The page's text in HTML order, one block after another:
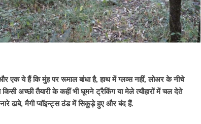
ये हैं कि मुंह पर रूमाल बांधा है, हाथ में ग्लव्स नहीं, लोअर के नीचे
अच्छी तैयारी के कहीं भी घूमने ट्रैकिंग या मेले त्यौहारों में चल देते
ढाबे, मैगी प्वॉइन्ट्स ठंड में सिकुड़े हुए और बंद हैं.